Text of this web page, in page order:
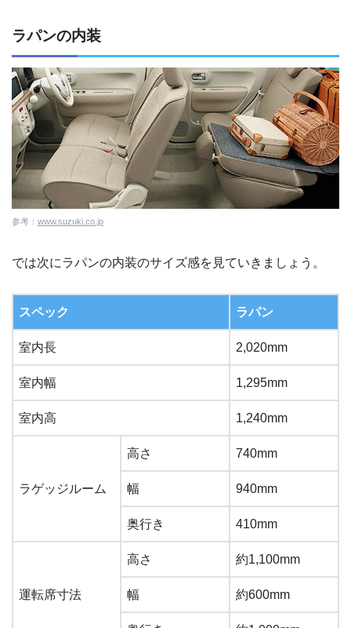
ラパンの内装
参考： www.suzuki.co.jp
では次にラパンの内装のサイズ感を見ていきましょう。
スペック ラパン
室内長 2,020mm
室内幅 1,295mm
室内高 1,240mm
ラゲッジルーム
高さ 740mm
幅 940mm
奥行き 410mm
運転席寸法
高さ 約1,100mm
幅 約600mm